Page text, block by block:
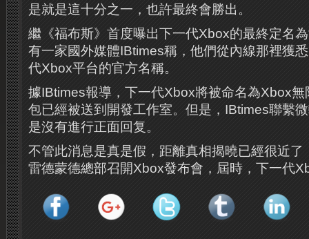
是就是這十分之一，也許最終會勝出。
繼《福布斯》首度曝出下一代Xbox的最終定名
有一家國外媒體IBtimes稱，他們從內線那裡獲
代Xbox平台的官方名稱。
據IBtimes報導，下一代Xbox將被命名為Xbox
包已經被送到開發工作室。但是，IBtimes聯繫
是沒有進行正面回复。
不管此消息是真是假，距離真相揭曉已經很近
雷德蒙德總部召開Xbox發布會，屆時，下一代